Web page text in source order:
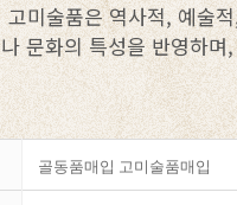
고미술품은 역사적, 예술
나 문화의 특성을 반영하
골동품매입 고미술품매입